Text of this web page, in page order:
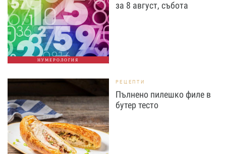
НУМЕРОЛОГИЯ
за 8 август, събота
РЕЦЕПТИ
Пълнено пилешко филе в
бутер тесто